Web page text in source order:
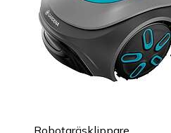
Robotgräsklippare